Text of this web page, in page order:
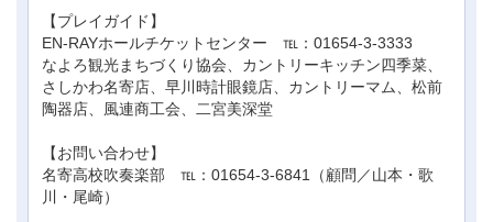
【プレイガイド】
EN-RAYホールチケットセンター ℡：01654-3-3333
なよろ観光まちづくり協会、カントリーキッチン四季菜、
さしかわ名寄店、早川時計眼鏡店、カントリーマム、松前
陶器店、風連商工会、二宮美深堂
【お問い合わせ】
名寄高校吹奏楽部 ℡：01654-3-6841（顧問／山本・歌
川・尾崎）